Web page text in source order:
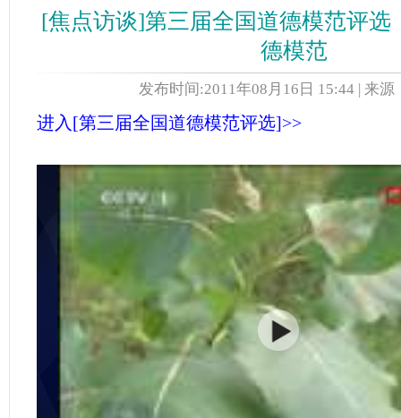
[焦点访谈]第三届全国道德模范评选
德模范
发布时间:2011年08月16日 15:44 | 来源
进入[第三届全国道德模范评选]>>